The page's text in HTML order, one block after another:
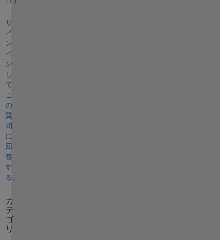
サ
イ
ン
イ
ン
し
て
こ
の
質
問
に
回
答
す
る。
カ
テ
ゴ
リ